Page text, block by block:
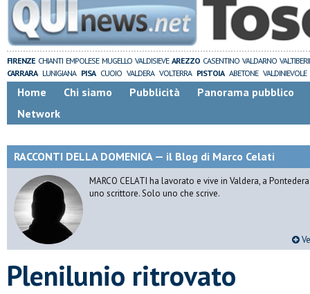
FIRENZE CHIANTI EMPOLESE MUGELLO VALDISIEVE AREZZO CASENTINO VALDARNO
CARRARA LUNIGIANA PISA CUOIO VALDERA VOLTERRA PISTOIA ABETONE VALDINIEVOLE
Home Chi siamo Pubblicità
Panorama pubblico
Network
RACCONTI DELLA DOMENICA — il Blog di Marco Celati
MARCO CELATI ha lavorato e vive in Valdera, a
uno scrittore. Solo uno che scrive.
Plenilunio ritrovato